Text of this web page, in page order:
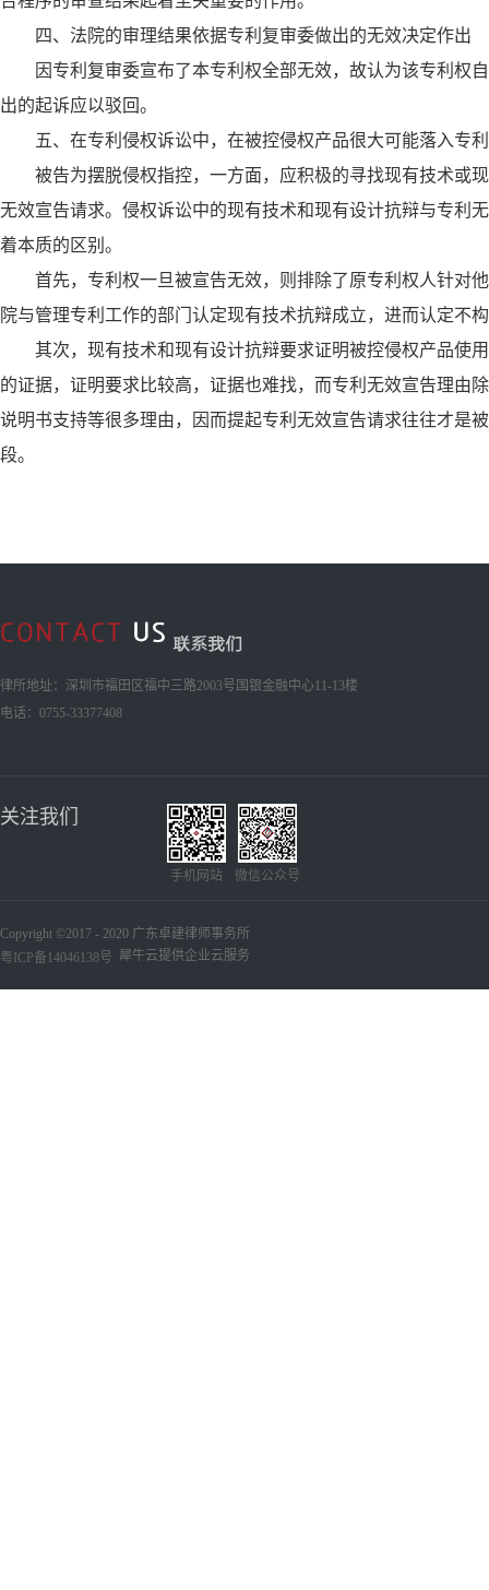
四、法院的审理结果依据专利复审委做出的无效决定作出
因专利复审委宣布了本专利权全部无效，故认为该专利权
出的起诉应以驳回。
五、在专利侵权诉讼中，在被控侵权产品很大可能落入专
被告为摆脱侵权指控，一方面，应积极的寻找现有技术或
无效宣告请求。侵权诉讼中的现有技术和现有设计抗辩与专利
着本质的区别。
首先，专利权一旦被宣告无效，则排除了原专利权人针对
院与管理专利工作的部门认定现有技术抗辩成立，进而认定不
其次，现有技术和现有设计抗辩要求证明被控侵权产品使
的证据，证明要求比较高，证据也难找，而专利无效宣告理由
说明书支持等很多理由，因而提起专利无效宣告请求往往才是
段。
Copyright ©2017 - 2020 广东卓建律师事务所
粤ICP备14046138号 犀牛云提供企业云服务
律所地址：深圳市福田区福中三路2003号国银金融中心11-13楼
电话：0755-33377408
关注我们
手机网站 微信公众号